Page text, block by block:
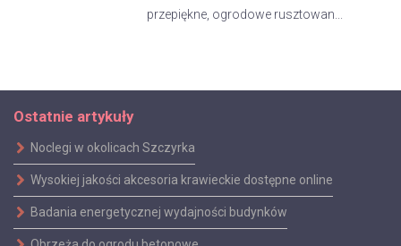
przepiękne, ogrodowe rusztowan...
Ostatnie artykuły
Noclegi w okolicach Szczyrka
Wysokiej jakości akcesoria krawieckie dostępne online
Badania energetycznej wydajności budynków